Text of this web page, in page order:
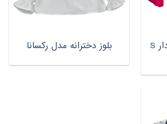
بلوز دخترانه مدل چین دار S بلوز دخترانه مدل رکسانا